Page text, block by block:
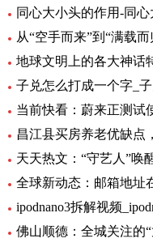
同心大小头的作用-同
地球文明上的各大神话
子兑怎么打成一个字_
当前快看：蔚来正测试
ipodnano3拆解视频
佛山顺德：全城关注的